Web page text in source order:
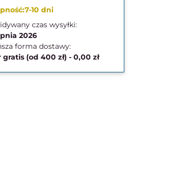
7-10 dni
czas wysyłki:
2026
forma dostawy:
gratis (od 400 zł) - 0,00 zł